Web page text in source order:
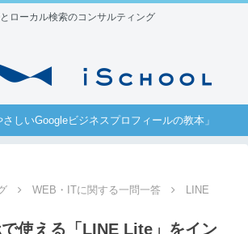
ローカル検索のコンサルティング
しいGoogleビジネスプロフィールの教本」
WEB・ITに関する一問一答 LINE
使える「LINE Lite」をイン